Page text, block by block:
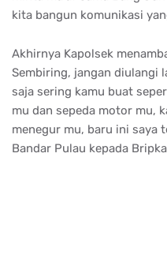
kita bangun komunikasi
Akhirnya Kapolsek
Sembiring, jangan diulangi
saja sering kamu buat
mu dan sepeda motor mu,
menegur mu, baru ini saya
Bandar Pulau kepada